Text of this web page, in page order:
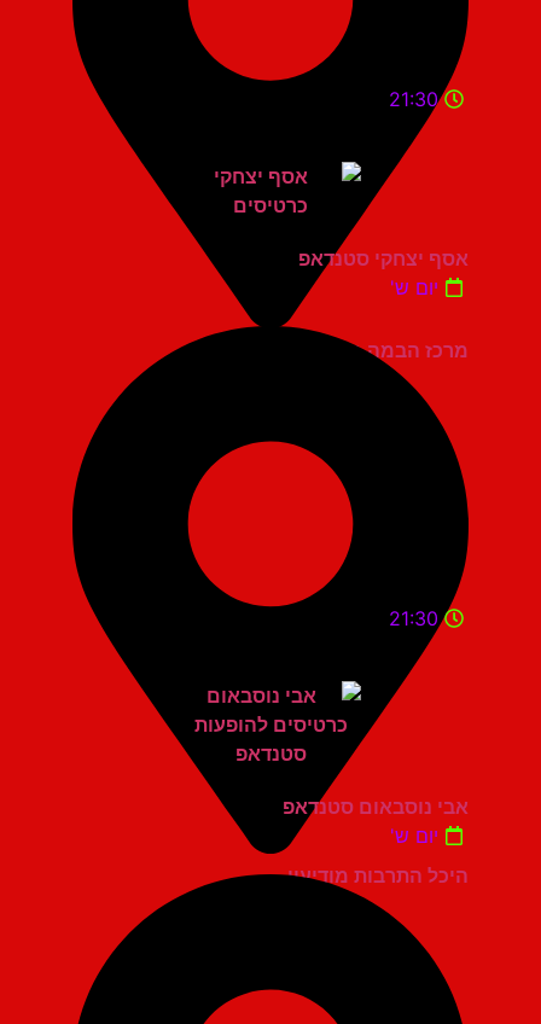
מרכז הבמה גני תקווה
21:30
אסף יצחקי סטנדאפ
יום ש'
היכל התרבות מודיעין
21:30
אבי נוסבאום סטנדאפ
יום ש'